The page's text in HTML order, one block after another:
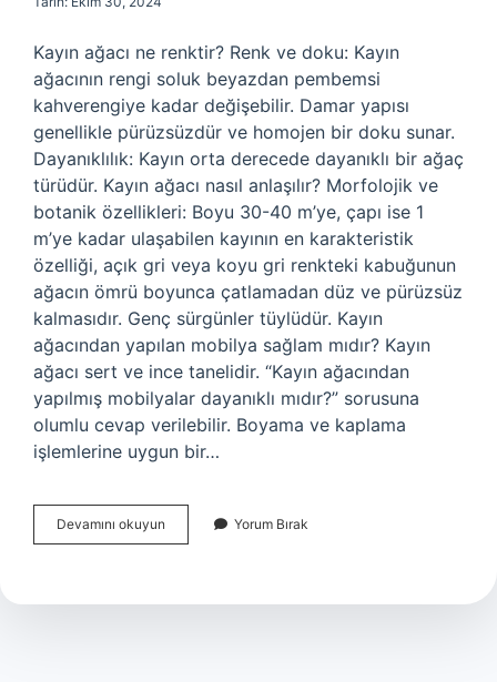
Kayın ağacı ne renktir? Renk ve doku: Kayın
ağacının rengi soluk beyazdan pembemsi
kahverengiye kadar değişebilir. Damar yapısı
genellikle pürüzsüzdür ve homojen bir doku sunar.
Dayanıklılık: Kayın orta derecede dayanıklı bir ağaç
türüdür. Kayın ağacı nasıl anlaşılır? Morfolojik ve
botanik özellikleri: Boyu 30-40 m’ye, çapı ise 1
m’ye kadar ulaşabilen kayının en karakteristik
özelliği, açık gri veya koyu gri renkteki kabuğunun
ağacın ömrü boyunca çatlamadan düz ve pürüzsüz
kalmasıdır. Genç sürgünler tüylüdür. Kayın
ağacından yapılan mobilya sağlam mıdır? Kayın
ağacı sert ve ince tanelidir. “Kayın ağacından
yapılmış mobilyalar dayanıklı mıdır?” sorusuna
olumlu cevap verilebilir. Boyama ve kaplama
işlemlerine uygun bir…
Devamını okuyun
Ağacı
Olur
Yorum Bırak